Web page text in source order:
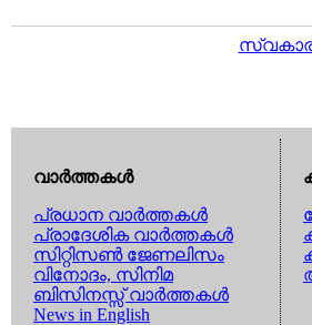
വാര്‍ത്തകള്‍
പ്രധാന വാര്‍ത്തകള്‍
പ്രാദേശിക വാര്‍ത്തകള്‍
സിറ്റിസണ്‍ ജേണലിസം
വിനോദം, സിനിമ
ബിസിനസ്സ് വാര്‍ത്തകള്‍
News in English